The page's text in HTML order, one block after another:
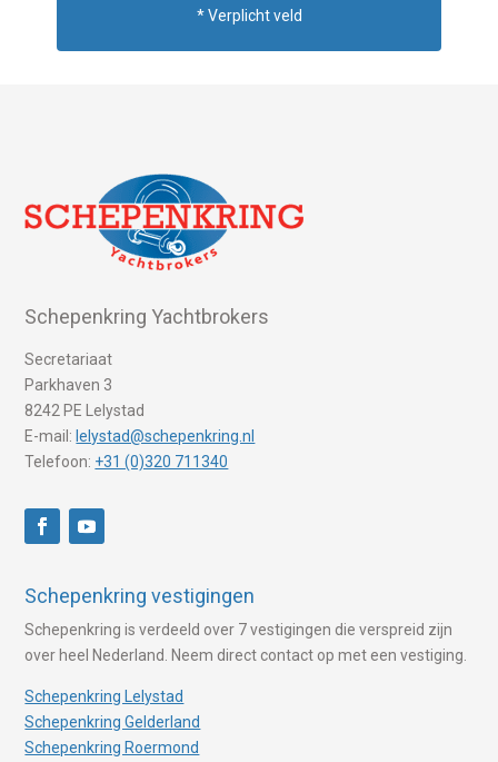
* Verplicht veld
Schepenkring Yachtbrokers
Secretariaat
Parkhaven 3
8242 PE Lelystad
E-mail: lelystad@schepenkring.nl
Telefoon: +31 (0)320 711340
Schepenkring vestigingen
Schepenkring is verdeeld over 7 vestigingen die verspreid zijn
over heel Nederland. Neem direct contact op met een vestiging.
Schepenkring Lelystad
Schepenkring Gelderland
Schepenkring Roermond